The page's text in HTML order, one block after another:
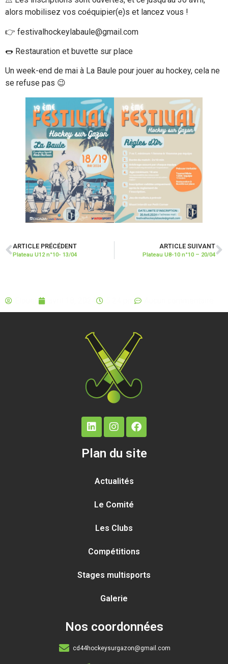
alors mobilisez vos coéquipier(e)s et lancez vous !
👉 festivalhockeylabaule@gmail.com
🌭 Restauration et buvette sur place
Un week-end de mai à La Baule pour jouer au hockey, cela ne
se refuse pas 😉
ARTICLE PRÉCÉDENT
Plateau U12 n°10- 13/04
ARTICLE SUIVANT
Plateau U8-10 n°10 – 20/04
Plan du site
Actualités
Le Comité
Les Clubs
Compétitions
Stages multisports
Galerie
Nos coordonnées
cd44hockeysurgazon@gmail.com